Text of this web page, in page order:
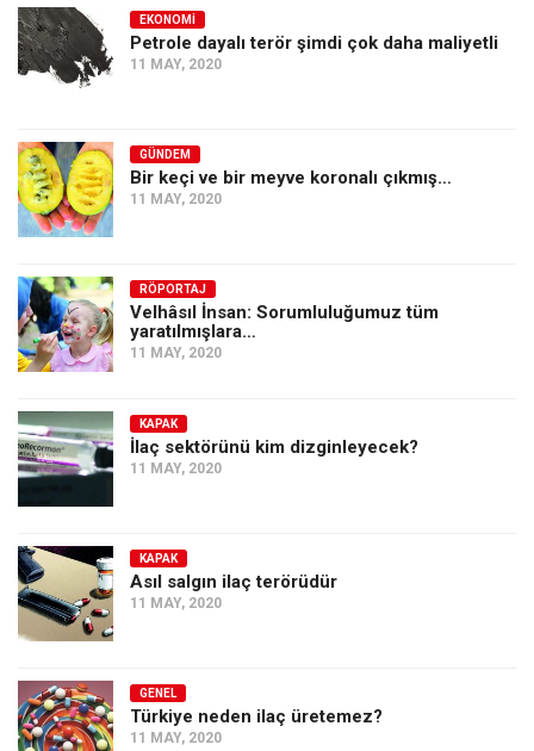
EKONOMI
Petrole dayalı terör şimdi çok daha maliyetli
11 MAY, 2020
GÜNDEM
Bir keçi ve bir meyve koronalı çıkmış…
11 MAY, 2020
RÖPORTAJ
Velhâsıl İnsan: Sorumluluğumuz tüm
yaratılmışlara…
11 MAY, 2020
KAPAK
İlaç sektörünü kim dizginleyecek?
11 MAY, 2020
KAPAK
Asıl salgın ilaç terörüdür
11 MAY, 2020
GENEL
Türkiye neden ilaç üretemez?
11 MAY, 2020